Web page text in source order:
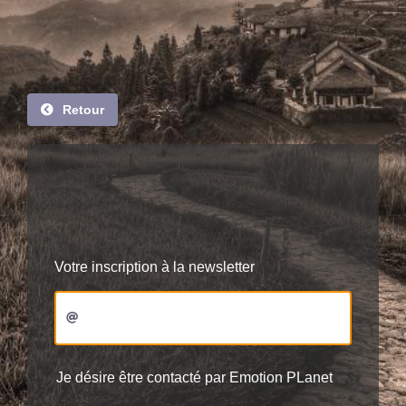
Retour
Votre inscription à la newsletter
Je désire être contacté par Emotion PLanet